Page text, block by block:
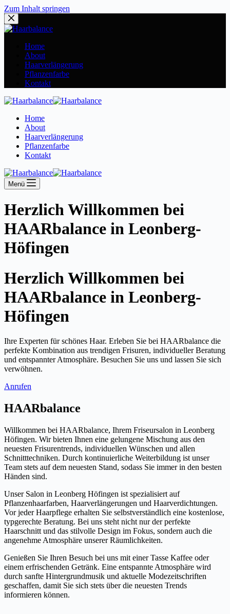
Zum Inhalt springen
Home
About
Haarverlängerung
Pflanzenfarbe
Kontakt
Home
About
Haarverlängerung
Pflanzenfarbe
Kontakt
Menü
Herzlich Willkommen bei
HAARbalance in Leonberg-
Höfingen
Herzlich Willkommen bei
HAARbalance in Leonberg-
Höfingen
Ihre Experten für schönes Haar. Erleben Sie bei HAARbalance die
perfekte Kombination aus trendigen Frisuren, individueller Beratung
und entspannter Atmosphäre. Besuchen Sie uns und lassen Sie sich
verwöhnen.
Anrufen
HAARbalance
Willkommen bei HAARbalance, Ihrem Friseursalon in Leonberg
Höfingen. Wir bieten Ihnen eine gelungene Mischung aus den
neuesten Frisurentrends, individuellen Wünschen und allen
Schnitttechniken. Durch kontinuierliche Weiterbildung ist unser
Team stets auf dem neuesten Stand, sodass Sie immer in den besten
Händen sind.
Unser Salon in Leonberg Höfingen ist spezialisiert auf
Pflanzenhaarfarben, Haarverlängerungen und Haarverdichtungen.
Vor jeder Haarpflege erhalten Sie selbstverständlich eine kostenlose,
typgerechte Beratung. Bei uns steht nicht nur der perfekte
Haarschnitt und das stilvolle Design im Fokus, sondern auch die
angenehme Atmosphäre unserer Räumlichkeiten.
Genießen Sie Ihren Besuch bei uns mit einer Tasse Kaffee oder
einem erfrischenden Getränk. Eine entspannte Atmosphäre wird
durch sanfte Hintergrundmusik und aktuelle Modezeitschriften
geschaffen, damit Sie sich stets über die neuesten Trends
informieren können.